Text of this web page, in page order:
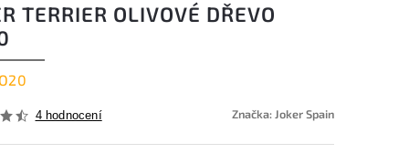
TERRIER OLIVOVÉ DŘEVO
4 hodnocení Značka: Joker Spain